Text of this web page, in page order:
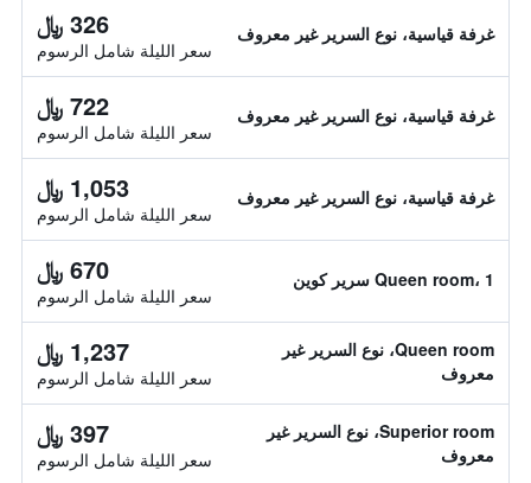
غرفة قياسية، نوع السرير غير معروف 326 ﷼
سعر الليلة شامل الرسوم
غرفة قياسية، نوع السرير غير معروف 722 ﷼
سعر الليلة شامل الرسوم
غرفة قياسية، نوع السرير غير معروف 1,053 ﷼
سعر الليلة شامل الرسوم
Queen room، 1 سرير كوين 670 ﷼
سعر الليلة شامل الرسوم
Queen room، نوع السرير غير
معروف
1,237 ﷼
سعر الليلة شامل الرسوم
Superior room، نوع السرير غير
معروف
397 ﷼
سعر الليلة شامل الرسوم